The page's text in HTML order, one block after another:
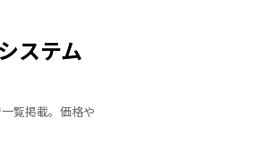
ステム
覧掲載。価格や